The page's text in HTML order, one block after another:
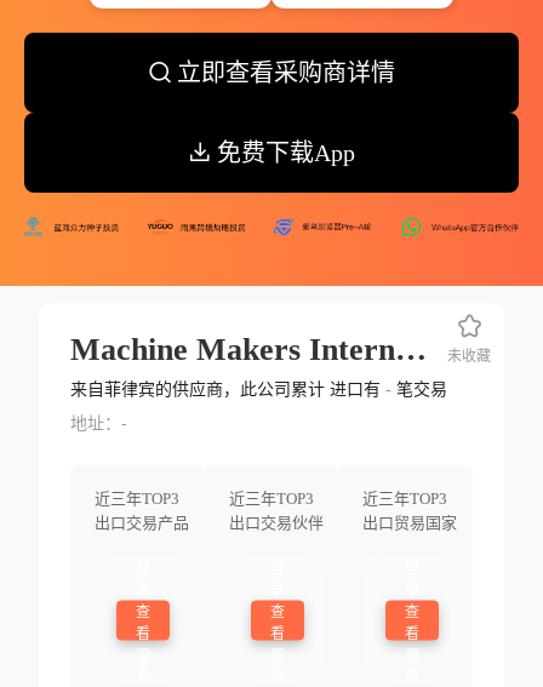
立即查看采购商详情
免费下载App
Machine Makers International Ltd.
来自菲律宾的供应商，此公司累计 进口有 -笔交易
地址：-
近三年TOP3
出口交易产品
查
看
近三年TOP3
出口交易伙伴
查
看
近三年TOP3
出口贸易国家
查
看
未收藏